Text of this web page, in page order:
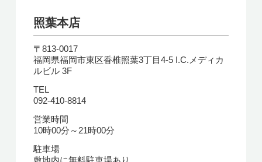
照葉本店
〒813-0017
福岡県福岡市東区香椎照葉3丁目4-5 I.C.メディカ
ルビル 3F
TEL
092-410-8814
営業時間
10時00分～21時00分
駐車場
敷地内に無料駐車場あり